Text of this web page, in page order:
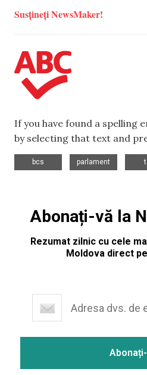
Susțineți NewsMaker!
If you have found a spelling
by selecting that text and
bcs
parlament
Abonați-vă la
Rezumat zilnic cu cele
Moldova direct